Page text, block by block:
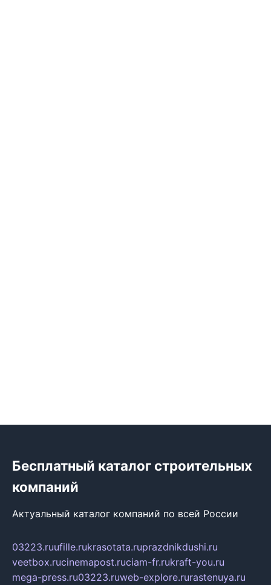
Бесплатный каталог строительных
компаний
Актуальный каталог компаний по всей России
03223.ruufille.rukrasotata.ruprazdnikdushi.ru
veetbox.rucinemapost.ruciam-fr.rukraft-you.ru
mega-press.ru03223.ruweb-explore.rurastenuya.ru